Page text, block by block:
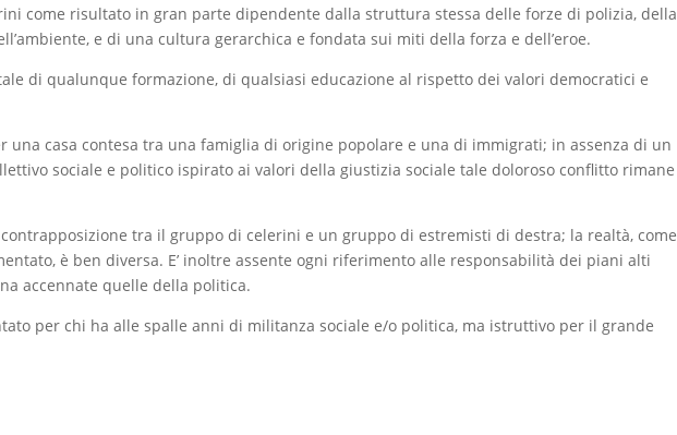
come risultato in gran parte dipendente dalla struttura stessa delle forze di polizia, della
e di una cultura gerarchica e fondata sui miti della forza e dell’eroe.
di qualunque formazione, di qualsiasi educazione al rispetto dei valori democratici e
una casa contesa tra una famiglia di origine popolare e una di immigrati; in assenza di un
sociale e politico ispirato ai valori della giustizia sociale tale doloroso conflitto rimane
tra il gruppo di celerini e un gruppo di estremisti di destra; la realtà, come
è ben diversa. E’ inoltre assente ogni riferimento alle responsabilità dei piani alti
accennate quelle della politica.
per chi ha alle spalle anni di militanza sociale e/o politica, ma istruttivo per il grande